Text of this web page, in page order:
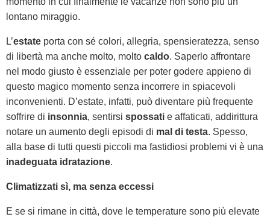
lontano miraggio.
L’estate porta con sé colori, allegria, spensieratezza, senso
di libertà ma anche molto, molto caldo. Saperlo affrontare
nel modo giusto è essenziale per poter godere appieno di
questo magico momento senza incorrere in spiacevoli
inconvenienti. D’estate, infatti, può diventare più frequente
soffrire di insonnia, sentirsi spossati e affaticati, addirittura
notare un aumento degli episodi di mal di testa. Spesso,
alla base di tutti questi piccoli ma fastidiosi problemi vi è una
inadeguata idratazione.
Climatizzati sì, ma senza eccessi
E se si rimane in città, dove le temperature sono più elevate